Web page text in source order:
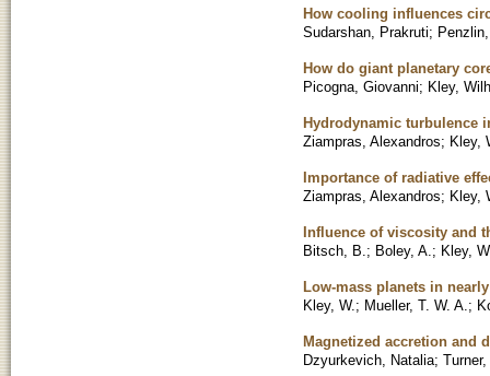
How cooling influences
Sudarshan, Prakruti;
How do giant planetary
Picogna, Giovanni; Kley,
Hydrodynamic turbulence
Ziampras, Alexandros; Kley,
Importance of radiative
Ziampras, Alexandros; Kley,
Influence of viscosity and
Bitsch, B. ; Boley, A. ; Kley,
Low-mass planets in
Kley, W. ; Mueller, T. W. A. ;
Magnetized accretion and
Dzyurkevich, Natalia;